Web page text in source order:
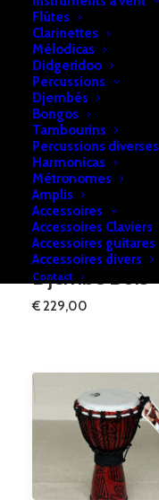
Flûtes
Clarinettes
Mélodicas
Didgeridoo
Percussions
Djembés
Bongos
Tambourins
Percussions diverses
Harmonicas
Métronomes
Amplis
Accessoires
Accessoires Claviers
Accessoires guitares
Accessoires divers
Contact
Djembé Bois
€209,00
Djembé Bois
€229,00